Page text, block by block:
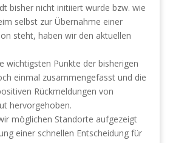
bisher nicht initiiert wurde bzw. wie
selbst zur Übernahme einer
steht, haben wir den aktuellen
wichtigsten Punkte der bisherigen
einmal zusammengefasst und die
Rückmeldungen von
hervorgehoben.
möglichen Standorte aufgezeigt
einer schnellen Entscheidung für